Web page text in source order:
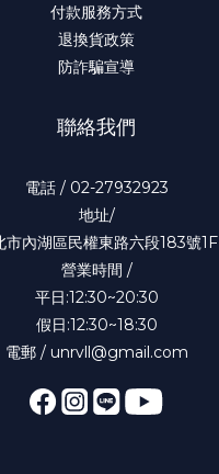
付款服務方式
退換貨政策
防詐騙宣導
聯絡我們
電話 / 02-27932923
地址/
市內湖區民權東路六段183號1F
營業時間 /
平日:12:30~20:30
假日:12:30~18:30
電郵 / unrvll@gmail.com